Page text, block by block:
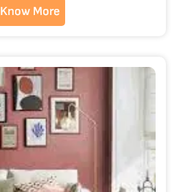
Know More